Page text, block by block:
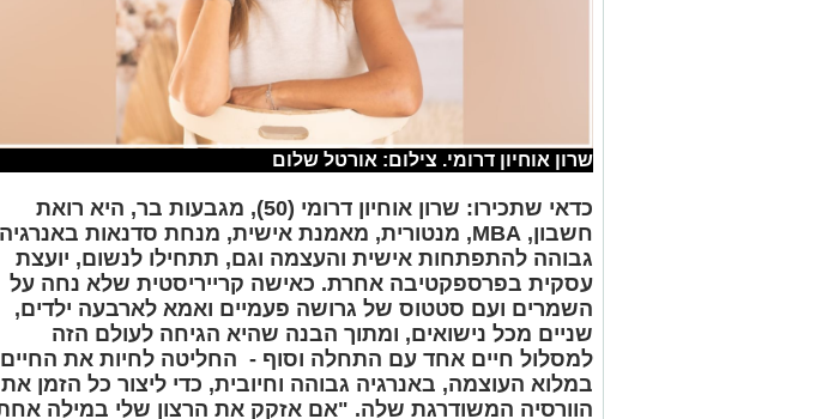
שרון אוחיון דרומי. צילום: אורטל שלום
כדאי שתכירו: שרון אוחיון דרומי (50), מגבעות בר, היא רואת
חשבון, MBA, מנטורית, מאמנת אישית, מנחת סדנאות באנרגיה
גבוהה להתפתחות אישית והעצמה וגם, תתחילו לנשום, יועצת
עסקית בפרספקטיבה אחרת. כאישה קרייריסטית שלא נחה על
השמרים ועם סטטוס של גרושה פעמיים ואמא לארבעה ילדים,
שניים מכל נישואים, ומתוך הבנה שהיא הגיחה לעולם הזה
למסלול חיים אחד עם התחלה וסוף - החליטה לחיות את החיים
במלוא העוצמה, באנרגיה גבוהה וחיובית, כדי ליצור כל הזמן את
הוורסיה המשודרגת שלה. "אם אזקק את הרצון שלי במילה אחת
– המילה תהיה מאושרת" שיתפה "אין לי זמן לבזבז, לא מוכנה
לחיות חיים בינוניים וליניאריים. רוצה לעשות את הבלתי יאמן.
להגשים את היעוד שלי בחיים וזה – לעשות טוב בעולם. למיליוני
אנשים".